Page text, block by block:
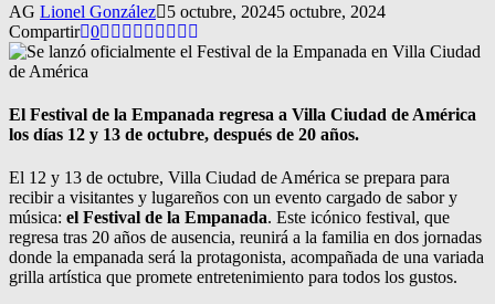
AG Lionel González 5 octubre, 20245 octubre, 2024
Compartir 0
El Festival de la Empanada regresa a Villa Ciudad de América
los días 12 y 13 de octubre, después de 20 años.
El 12 y 13 de octubre, Villa Ciudad de América se prepara para
recibir a visitantes y lugareños con un evento cargado de sabor y
música: el Festival de la Empanada. Este icónico festival, que
regresa tras 20 años de ausencia, reunirá a la familia en dos jornadas
donde la empanada será la protagonista, acompañada de una variada
grilla artística que promete entretenimiento para todos los gustos.